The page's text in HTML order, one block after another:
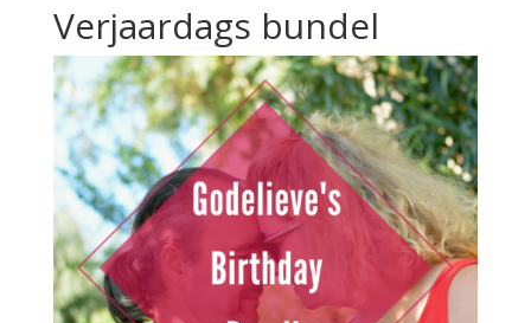
Verjaardags bundel